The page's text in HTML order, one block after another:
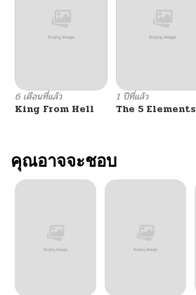
ตอนที่ 24
ตอนที่ 23
ตอนที่ 22
ตอนที่ 21
6 เดือนที่แล้ว
King From Hell
1 ปีที่แล้ว
The 5 Elements
คุณอาจจะชอบ